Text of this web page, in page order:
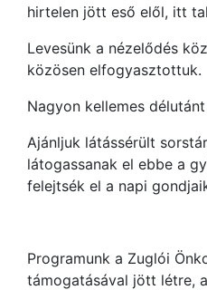
hirtelen jött eső elől, itt
Levesünk a nézelődés
közösen elfogyasztottuk.
Nagyon kellemes
Ajánljuk látássérült
látogassanak el ebbe a
felejtsék el a napi
Programunk a Zuglói
támogatásával jött létre,